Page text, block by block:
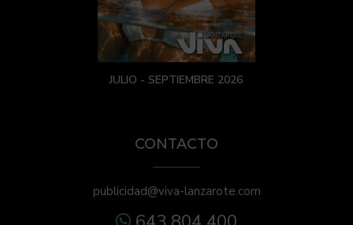
JULIO - SEPTIEMBRE 2026
CONTACTO
publicidad@viva-lanzarote.com